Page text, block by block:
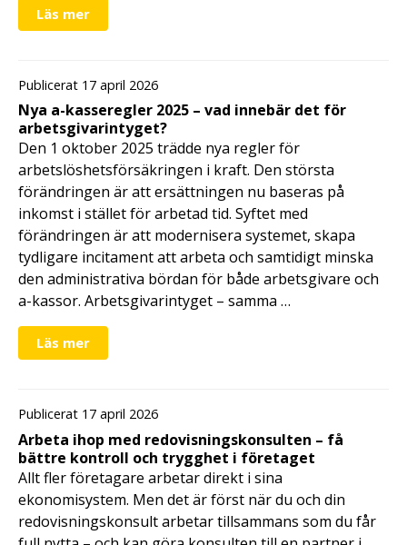
Läs mer
Publicerat 17 april 2026
Nya a-kasseregler 2025 – vad innebär det för
arbetsgivarintyget?
Den 1 oktober 2025 trädde nya regler för
arbetslöshetsförsäkringen i kraft. Den största
förändringen är att ersättningen nu baseras på
inkomst i stället för arbetad tid. Syftet med
förändringen är att modernisera systemet, skapa
tydligare incitament att arbeta och samtidigt minska
den administrativa bördan för både arbetsgivare och
a-kassor. Arbetsgivarintyget – samma …
Läs mer
Publicerat 17 april 2026
Arbeta ihop med redovisningskonsulten – få
bättre kontroll och trygghet i företaget
Allt fler företagare arbetar direkt i sina
ekonomisystem. Men det är först när du och din
redovisningskonsult arbetar tillsammans som du får